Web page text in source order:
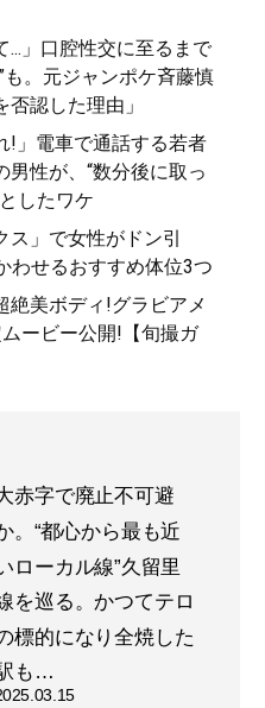
」口腔性交に至るまで
も。元ジャンポケ斉藤慎
認した理由」
!」電車で通話する若者
男性が、“数分後に取っ
したワケ
」で女性がドン引
わせるおすすめ体位3つ
美ボディ!グラビアメ
ービー公開!【旬撮ガ
赤字で廃止不可避
。“都心から最も近
ローカル線”久留里
を巡る。かつてテロ
標的になり全焼した
も…